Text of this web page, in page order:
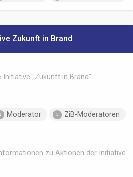
Zukunft in Brand
Initiative "Zukunft in Brand"
Moderator ZiB-Moderatoren
zu Aktionen der Initiative